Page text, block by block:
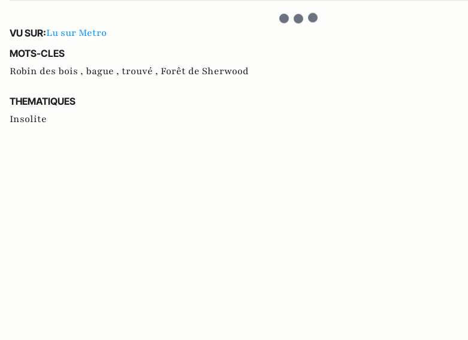
VU SUR:Lu sur Metro
MOTS-CLES
Robin des bois , bague , trouvé , Forêt de Sherwood
THEMATIQUES
Insolite